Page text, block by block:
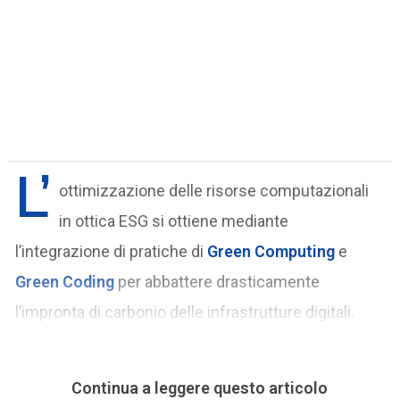
L’ ottimizzazione delle risorse computazionali
in ottica ESG si ottiene mediante
l’integrazione di pratiche di Green Computing e
Green Coding per abbattere drasticamente
l’impronta di carbonio delle infrastrutture digitali.
Continua a leggere questo articolo